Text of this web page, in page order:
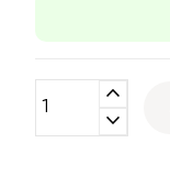
expand_less
expand_more